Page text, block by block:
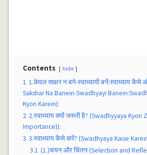
Contents hide
1 1.केवल साक्षर न बने-स्वाध्यायी बनें:स्वाध्याय कैसे
Sakshar Na Banein-Swadhyayi
Kyon Karein):
2 2.स्वाध्याय क्यों जरूरी है? (Swadhyyaya Kyon
Importance)):
3 3.स्वाध्याय कैसे करें? (Swadhyaya Kaise
3.1 (1.)चयन और चिंतन (Selection and